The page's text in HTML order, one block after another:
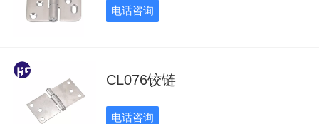
电话咨询
CL076铰链
电话咨询